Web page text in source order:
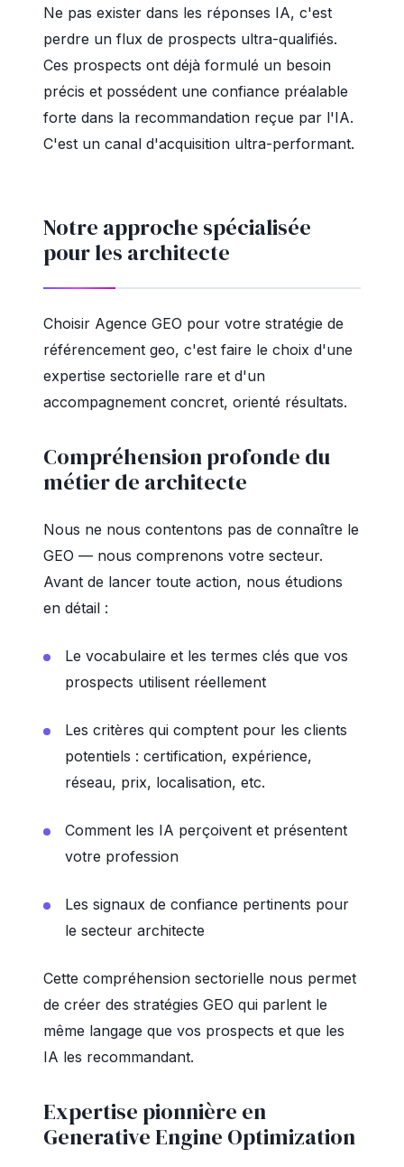
Ne pas exister dans les réponses IA, c'est
perdre un flux de prospects ultra-qualifiés.
Ces prospects ont déjà formulé un besoin
précis et possédent une confiance préalable
forte dans la recommandation reçue par l'IA.
C'est un canal d'acquisition ultra-performant.
Notre approche spécialisée
pour les architecte
Choisir Agence GEO pour votre stratégie de
référencement geo, c'est faire le choix d'une
expertise sectorielle rare et d'un
accompagnement concret, orienté résultats.
Compréhension profonde du
métier de architecte
Nous ne nous contentons pas de connaître le
GEO — nous comprenons votre secteur.
Avant de lancer toute action, nous étudions
en détail :
Le vocabulaire et les termes clés que vos
prospects utilisent réellement
Les critères qui comptent pour les clients
potentiels : certification, expérience,
réseau, prix, localisation, etc.
Comment les IA perçoivent et présentent
votre profession
Les signaux de confiance pertinents pour
le secteur architecte
Cette compréhension sectorielle nous permet
de créer des stratégies GEO qui parlent le
même langage que vos prospects et que les
IA les recommandant.
Expertise pionnière en
Generative Engine Optimization